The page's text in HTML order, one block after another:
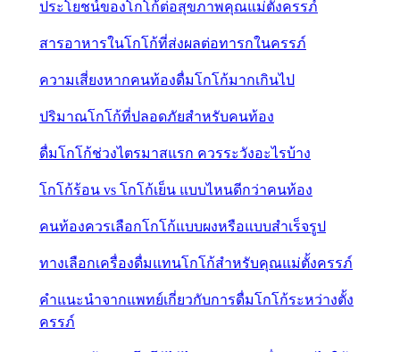
ประโยชน์ของโกโก้ต่อสุขภาพคุณแม่ตั้งครรภ์
สารอาหารในโกโก้ที่ส่งผลต่อทารกในครรภ์
ความเสี่ยงหากคนท้องดื่มโกโก้มากเกินไป
ปริมาณโกโก้ที่ปลอดภัยสำหรับคนท้อง
ดื่มโกโก้ช่วงไตรมาสแรก ควรระวังอะไรบ้าง
โกโก้ร้อน vs โกโก้เย็น แบบไหนดีกว่าคนท้อง
คนท้องควรเลือกโกโก้แบบผงหรือแบบสำเร็จรูป
ทางเลือกเครื่องดื่มแทนโกโก้สำหรับคุณแม่ตั้งครรภ์
คำแนะนำจากแพทย์เกี่ยวกับการดื่มโกโก้ระหว่างตั้ง
ครรภ์